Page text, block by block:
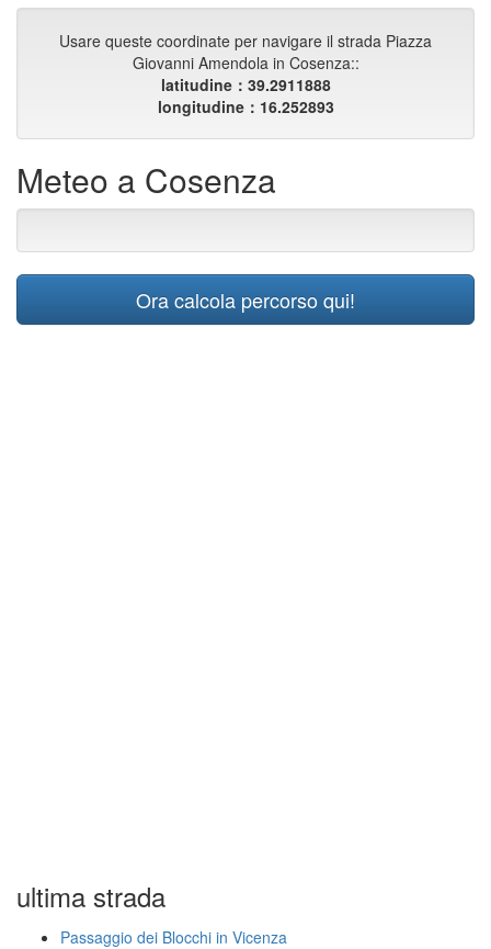
Usare queste coordinate per navigare il strada Piazza
Giovanni Amendola in Cosenza::
latitudine：39.2911888
longitudine：16.252893
Meteo a Cosenza
Ora calcola percorso qui!
ultima strada
Passaggio dei Blocchi in Vicenza